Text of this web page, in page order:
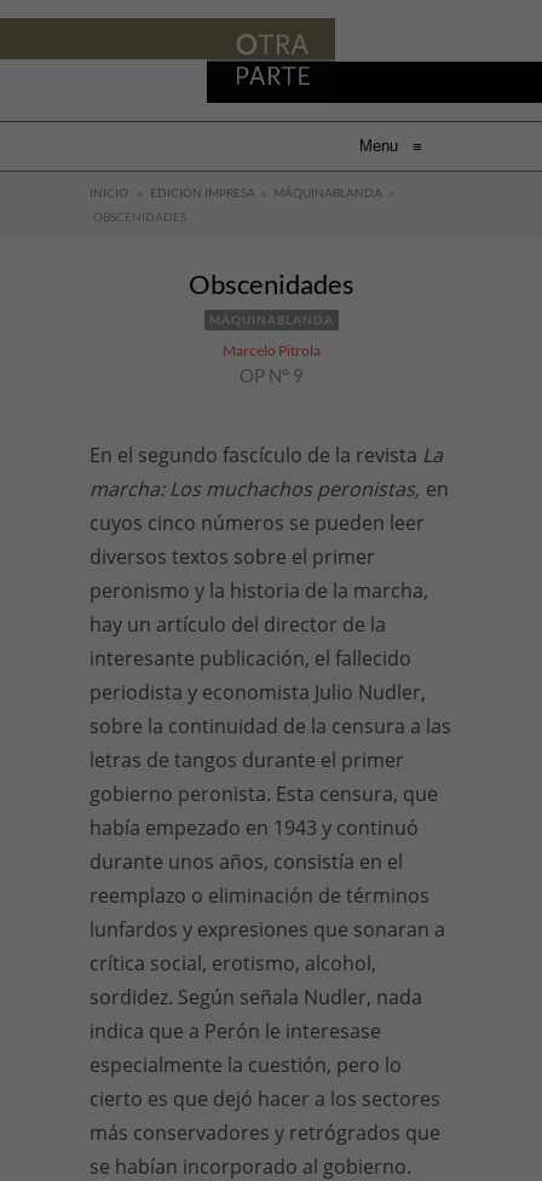
Menu ≡
INICIO » EDICIÓN IMPRESA » MÁQUINABLANDA »
OBSCENIDADES
Obscenidades
MÁQUINABLANDA
Marcelo Pitrola
OP N° 9
En el segundo fascículo de la revista La
marcha: Los muchachos peronistas, en
cuyos cinco números se pueden leer
diversos textos sobre el primer
peronismo y la historia de la marcha,
hay un artículo del director de la
interesante publicación, el fallecido
periodista y economista Julio Nudler,
sobre la continuidad de la censura a las
letras de tangos durante el primer
gobierno peronista. Esta censura, que
había empezado en 1943 y continuó
durante unos años, consistía en el
reemplazo o eliminación de términos
lunfardos y expresiones que sonaran a
crítica social, erotismo, alcohol,
sordidez. Según señala Nudler, nada
indica que a Perón le interesase
especialmente la cuestión, pero lo
cierto es que dejó hacer a los sectores
más conservadores y retrógrados que
se habían incorporado al gobierno.